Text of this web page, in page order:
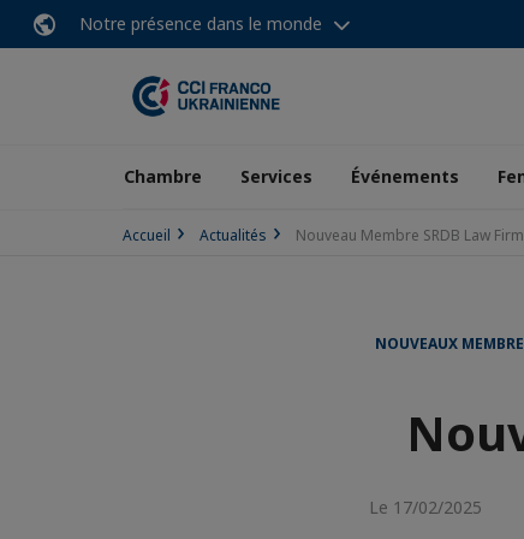
Notre présence dans le monde
Chambre Services Événements
Accueil Actualités Nouveau Membre SRDB Law Firm
NOUVEAUX
Le 17/02/2025